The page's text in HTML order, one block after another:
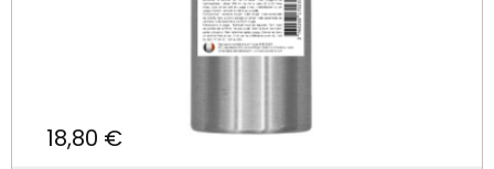
Prix
18,80 €